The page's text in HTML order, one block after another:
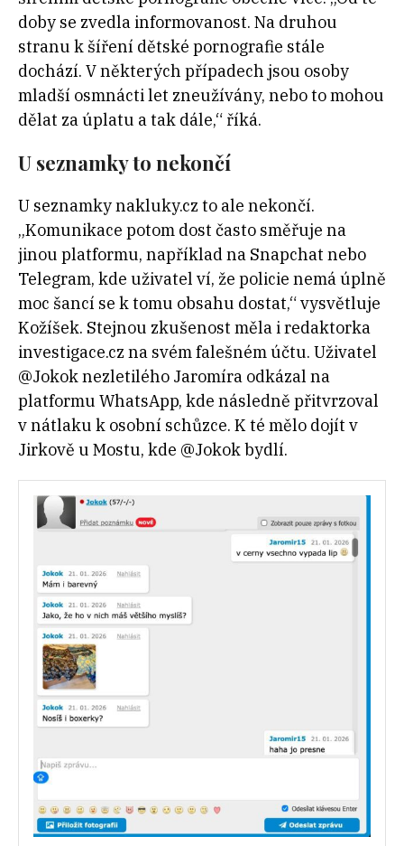
doby se zvedla informovanost. Na druhou
stranu k šíření dětské pornografie stále
dochází. V některých případech jsou osoby
mladší osmnácti let zneužívány, nebo to mohou
dělat za úplatu a tak dále,“ říká.
U seznamky to nekončí
U seznamky nakluky.cz to ale nekončí.
„Komunikace potom dost často směřuje na
jinou platformu, například na Snapchat nebo
Telegram, kde uživatel ví, že policie nemá úplně
moc šancí se k tomu obsahu dostat,“ vysvětluje
Kožíšek. Stejnou zkušenost měla i redaktorka
investigace.cz na svém falešném účtu. Uživatel
@Jokok nezletilého Jaromíra odkázal na
platformu WhatsApp, kde následně přitvrzoval
v nátlaku k osobní schůzce. K té mělo dojít v
Jirkově u Mostu, kde @Jokok bydlí.